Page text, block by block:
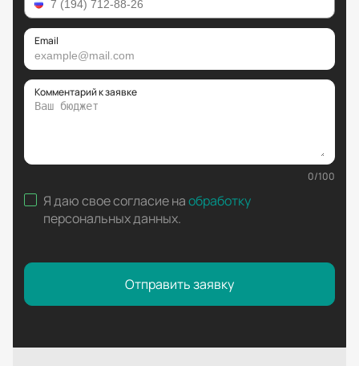
Email
Комментарий к заявке
0/100
Я даю свое согласие наобработку
персональных данных.
Отправить заявку